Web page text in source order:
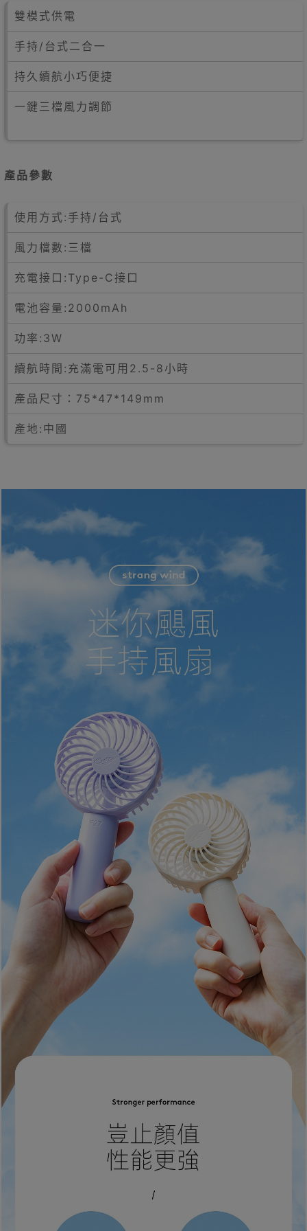
雙模式供電
手持/台式二合一
持久續航小巧便捷
一鍵三檔風力調節
產品參數
使用方式:手持/台式
風力檔數:三檔
充電接口:Type-C接口
電池容量:2000mAh
功率:3W
續航時間:充滿電可用2.5-8小時
產品尺寸：75*47*149mm
產地:中國